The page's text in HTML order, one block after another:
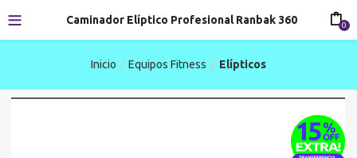
Caminador Elíptico Profesional Ranbak 360 0
Inicio Equipos Fitness Elípticos